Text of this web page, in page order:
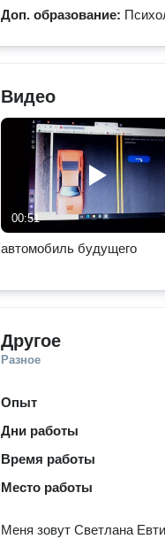
Доп. образование:
Видео
00:51
автомобиль будущего
Другое
Разное
Опыт
Дни работы
Время работы
Место работы
Меня зовут Светлана